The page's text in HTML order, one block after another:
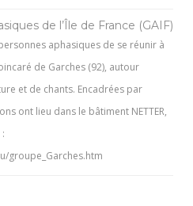
de l’Île de France (GAIF)
aphasiques de se réunir à
de Garches (92), autour
et de chants. Encadrées par
ont lieu dans le bâtiment NETTER,
groupe_Garches.htm